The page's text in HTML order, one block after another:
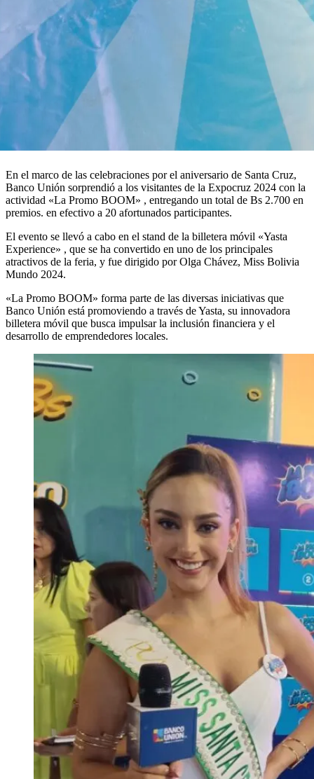
En el marco de las celebraciones por el aniversario de Santa Cruz,
Banco Unión sorprendió a los visitantes de la Expocruz 2024 con la
actividad «La Promo BOOM» , entregando un total de Bs 2.700 en
premios. en efectivo a 20 afortunados participantes.
El evento se llevó a cabo en el stand de la billetera móvil «Yasta
Experience» , que se ha convertido en uno de los principales
atractivos de la feria, y fue dirigido por Olga Chávez, Miss Bolivia
Mundo 2024.
«La Promo BOOM» forma parte de las diversas iniciativas que
Banco Unión está promoviendo a través de Yasta, su innovadora
billetera móvil que busca impulsar la inclusión financiera y el
desarrollo de emprendedores locales.